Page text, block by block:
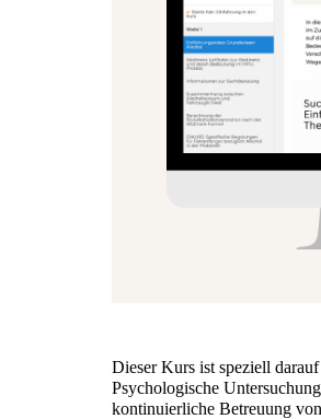
Dieser Kurs ist speziell
Psychologische
kontinuierliche Betreuung